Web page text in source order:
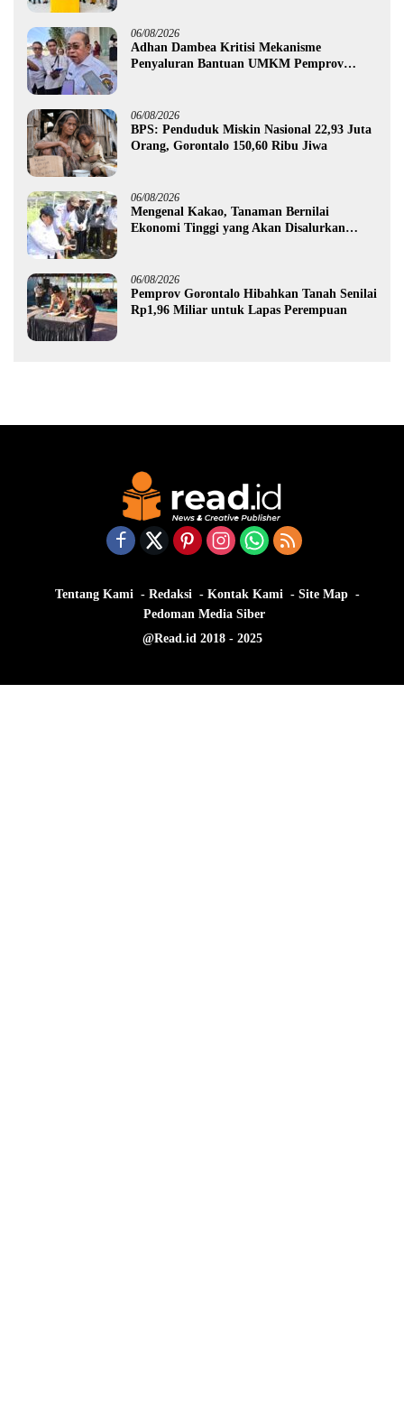
06/08/2026
Adhan Dambea Kritisi Mekanisme
Penyaluran Bantuan UMKM Pemprov
06/08/2026
BPS: Penduduk Miskin Nasional 22,93 Juta
Orang, Gorontalo 150,60 Ribu Jiwa
06/08/2026
Mengenal Kakao, Tanaman Bernilai
Ekonomi Tinggi yang Akan Disalurkan
06/08/2026
Pemprov Gorontalo Hibahkan Tanah Senilai
Rp1,96 Miliar untuk Lapas Perempuan
Tentang Kami Redaksi Kontak Kami
Site Map
Pedoman Media Siber
@Read.id 2018 - 2025